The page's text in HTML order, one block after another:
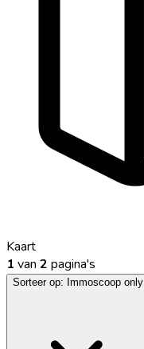
Kaart
1 van 2 pagina's
Sorteer op: Immoscoop only